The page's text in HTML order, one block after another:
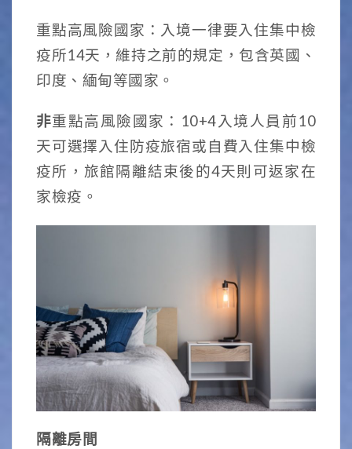
重點高風險國家：入境一律要入住集中檢
疫所14天，維持之前的規定，包含英國、
印度、緬甸等國家。
非重點高風險國家：10+4入境人員前10
天可選擇入住防疫旅宿或自費入住集中檢
疫所，旅館隔離結束後的4天則可返家在
家檢疫。
隔離房間